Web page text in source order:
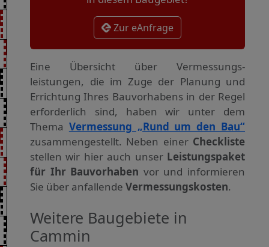
Zur eAnfrage
Eine Übersicht über Vermessungs­
leistungen, die im Zuge der Planung und
Errichtung Ihres Bauvorhabens in der Regel
erforderlich sind, haben wir unter dem
Thema Vermessung „Rund um den Bau“
zusammengestellt. Neben einer Checkliste
stellen wir hier auch unser Leistungspaket
für Ihr Bauvorhaben vor und informieren
Sie über anfallende Vermessungskosten.
Weitere Baugebiete in
Cammin